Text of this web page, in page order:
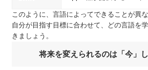
このように、言語によってできることが異な
自分が目指す目標に合わせて、どの言語を
きましょう。
将来を変えられるのは「今」